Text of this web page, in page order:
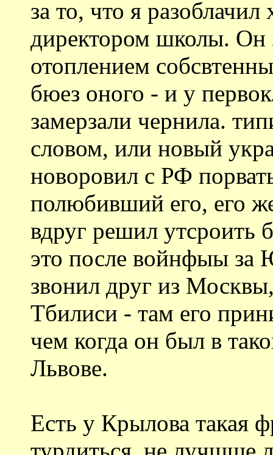
за то, что я
директором школы. Он
отоплением
бюез оного - и у
замерзали чернила.
словом, или новый
новоровил с РФ
полюбивший его, его
вдруг решил утсроить
это после войнфыы
звонил друг из
Тбилиси - там его
чем когда он был в
Львове.
Есть у Крылова такая